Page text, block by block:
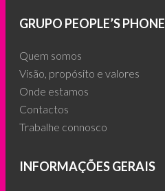
GRUPO PEOPLE’S PHONE
Quem somos
Visão, propósito e valores
Onde estamos
Contactos
Trabalhe connosco
INFORMAÇÕES GERAIS